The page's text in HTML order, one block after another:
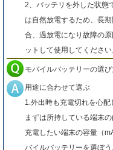
2、バッテリを外した状態
は自然放電するため、長
合、過放電になり故障の
ットして使用してください
モバイルバッテリーの選
用途に合わせて選ぶ
1.外出時も充電切れを心
まずは所持している端末
充電したい端末の容量（
バイルバッテリーを選ぼう